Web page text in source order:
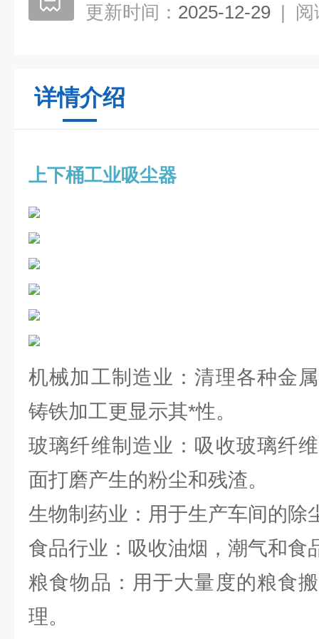
更新时间： 2025-12-29 | 阅
详情介绍
上下桶工业吸尘器
机械加工制造业：清理各种金
铸铁加工更显示其*性。
玻璃纤维制造业：吸收玻璃纤
面打磨产生的粉尘和残渣。
生物制药业：用于生产车间的除
食品行业：吸收油烟，潮气和食
粮食物品：用于大量度的粮食
理。